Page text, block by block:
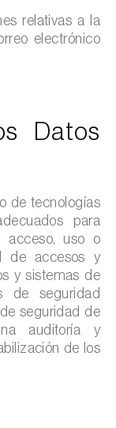
relativas a la
electrónico
Datos
de tecnologías
para
acceso, uso o
de accesos y
y sistemas de
de seguridad
seguridad de
auditoría y
de los